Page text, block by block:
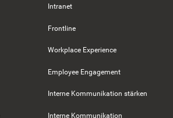
Intranet
Frontline
Workplace Experience
Employee Engagement
Interne Kommunikation stärken
Interne Kommunikation